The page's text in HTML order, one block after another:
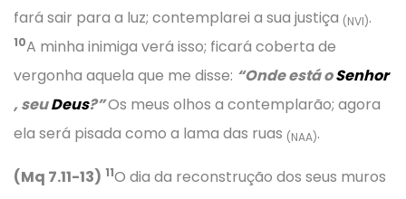
fará sair para a luz; contemplarei a sua justiça (NVI).
10A minha inimiga verá isso; ficará coberta de
vergonha aquela que me disse: “Onde está oSenhor
, seuDeus?”Os meus olhos a contemplarão; agora
ela será pisada como a lama das ruas (NAA).
(Mq 7.11-13) 11O dia da reconstrução dos seus muros